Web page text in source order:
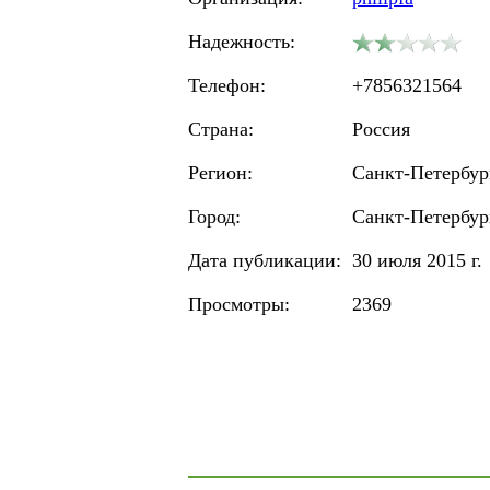
Надежность:
Телефон:
+7856321564
Страна:
Россия
Регион:
Санкт-
Город:
Санкт-
Дата публикации: 30 июля 2015 г.
Просмотры:
2369